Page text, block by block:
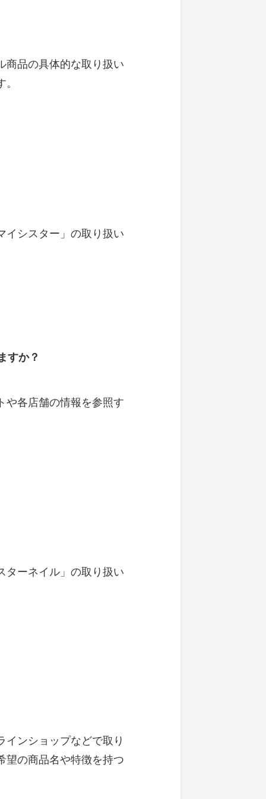
商品の具体的な取り扱い
イシスター」の取り扱い
すか？
や各店舗の情報を参照す
ターネイル」の取り扱い
ンショップなどで取り
望の商品名や特徴を持つ